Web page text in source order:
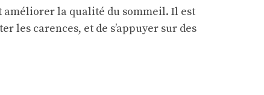
améliorer la qualité du sommeil. Il est
les carences, et de s’appuyer sur des